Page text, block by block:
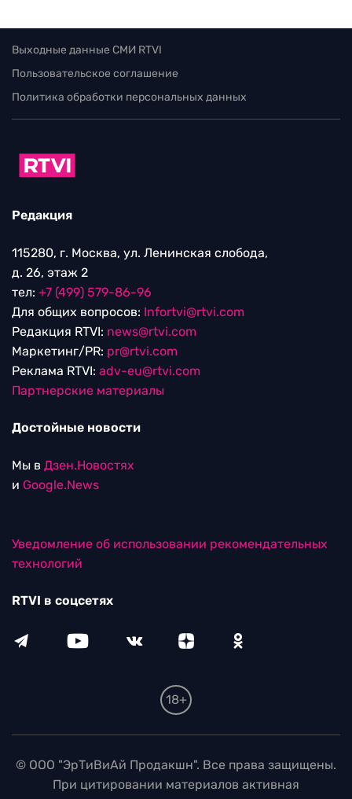
Выходные данные СМИ RTVI
Пользовательское соглашение
Политика обработки персональных данных
Редакция
115280, г. Москва, ул. Ленинская слобода,
д. 26, этаж 2
тел: +7 (499) 579-86-96
Для общих вопросов: Infortvi@rtvi.com
Редакция RTVI: news@rtvi.com
Маркетинг/PR: pr@rtvi.com
Реклама RTVI: adv-eu@rtvi.com
Партнерские материалы
Достойные новости
Мы в Дзен.Новостях
и Google.News
Уведомление об использовании рекомендательных
технологий
RTVI в соцсетях
18+
© ООО "ЭрТиВиАй Продакшн". Все права защищены.
При цитировании материалов активная